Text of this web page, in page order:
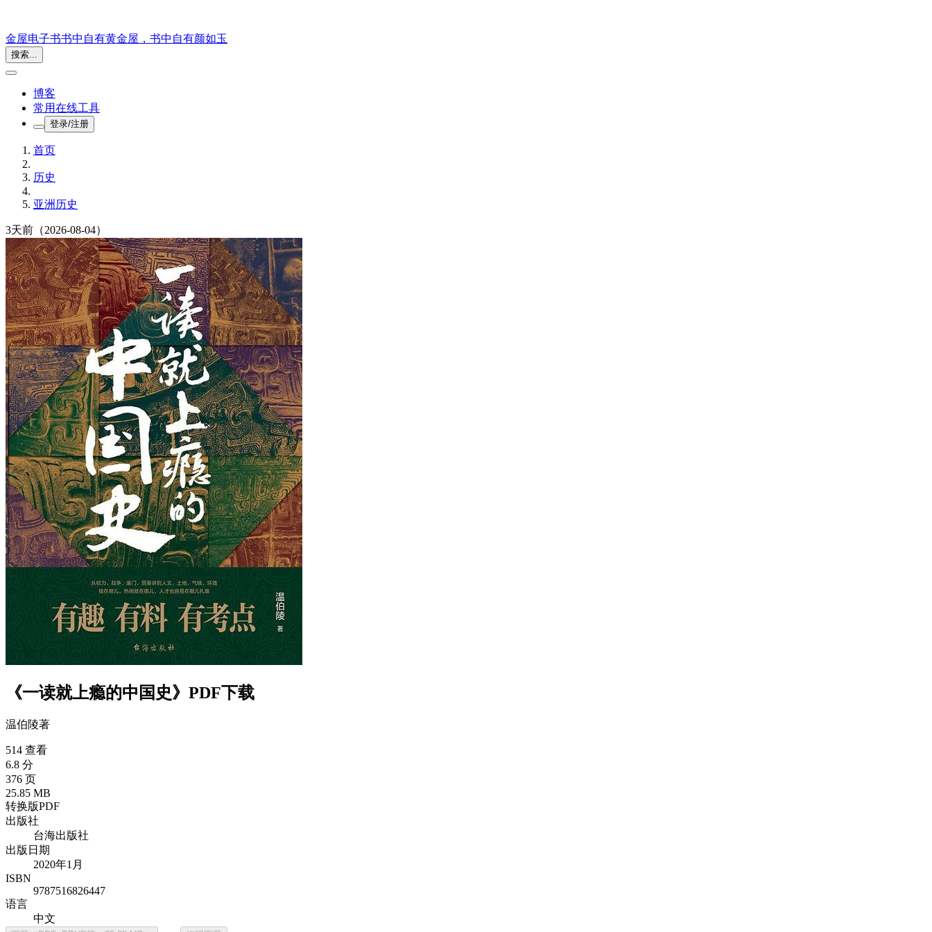
金屋电子书书中自有黄金屋，书中自有颜如玉
搜索...
博客
常用在线工具
登录/注册
首页
历史
亚洲历史
3天前 （2026-08-04）
《一读就上瘾的中国史》PDF下载
温伯陵著
514 查看
6.8 分
376 页
25.85 MB
转换版PDF
出版社
台海出版社
出版日期
2020年1月
ISBN
9787516826447
语言
中文